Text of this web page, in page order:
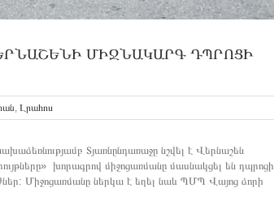
ՄԻՋՆԱԿԱՐԳ ԴՊՐՈՑԻ
, Լրահոս
Տյառնընդառաջը նշվել է Վերնաշեն
խորագրով միջոցառմանը մասնակցել են դպրոցի
Միջոցառմանը ներկա է եղել նաև ՊՄՊ Վայոց ձորի